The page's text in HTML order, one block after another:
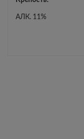
АЛК.11%